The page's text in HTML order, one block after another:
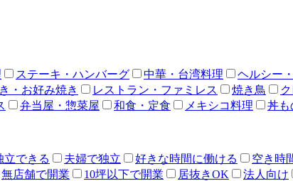
ステーキ・ハンバーグ 中華・台湾料理 ヘルシー
・お好み焼き レストラン・ファミレス 焼き鳥
弁当屋・惣菜屋 和食・定食 メキシコ料理 丼も
立できる 夫婦で独立 好きな時間に働ける 空き時
無店舗で開業 10坪以下で開業 居抜きOK 法人向け